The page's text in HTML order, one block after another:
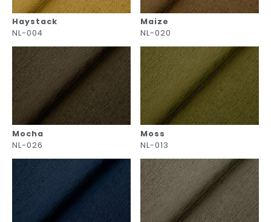
Haystack
NL-004
Maize
NL-020
Mocha
NL-026
Moss
NL-013